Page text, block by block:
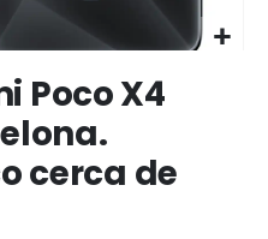
Poco X4
cerca de